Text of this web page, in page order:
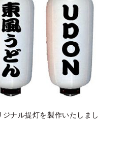
ナル提灯を製作いたしまし